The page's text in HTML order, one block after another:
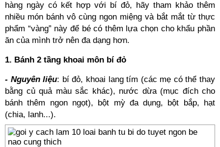
hàng ngày có kết hợp với bí đỏ, hãy tham khảo thêm
nhiều món bánh vô cùng ngon miệng và bắt mắt từ thực
phẩm “vàng” này để bé có thêm lựa chọn cho khẩu phần
ăn của mình trở nên đa dạng hơn.
1. Bánh 2 tầng khoai môn bí đỏ
- Nguyên liệu: bí đỏ, khoai lang tím (các mẹ có thể thay
bằng củ quả màu sắc khác), nước dừa (mục đích cho
bánh thêm ngon ngọt), bột mỳ đa dụng, bột bắp, hạt
(chia, lanh...).